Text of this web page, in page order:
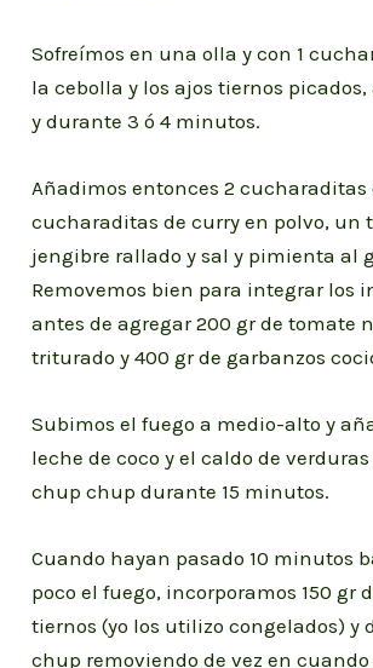
Sofreímos en una olla y con 1
la cebolla y los ajos tiernos
y durante 3 ó 4 minutos.
Añadimos entonces 2 cucharaditas
cucharaditas de curry en polvo, un
jengibre rallado y sal y pimienta al
Removemos bien para integrar los
antes de agregar 200 gr de tomate
triturado y 400 gr de garbanzos
Subimos el fuego a medio-alto y
leche de coco y el caldo de
chup chup durante 15 minutos.
Cuando hayan pasado 10 minutos
poco el fuego, incorporamos 150 gr
tiernos (yo los utilizo congelados) y
chup removiendo de vez en